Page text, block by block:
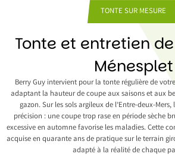
TONTE SUR MESURE
Tonte et entretien
Ménesplet
Berry Guy intervient pour la tonte régulière de
adaptant la hauteur de coupe aux saisons et aux
gazon. Sur les sols argileux de l’Entre-deux-
précision : une coupe trop rase en période sèche
excessive en automne favorise les maladies. Cette
acquise en quarante ans de pratique sur le terrain
adapté à la réalité de chaque